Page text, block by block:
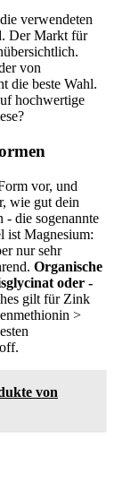
verwendeten
Der Markt für
von
die beste Wahl.
hochwertige
vor, und
wie gut dein
die sogenannte
ist Magnesium:
nur sehr
Organische
oder -
gilt für Zink
>
von